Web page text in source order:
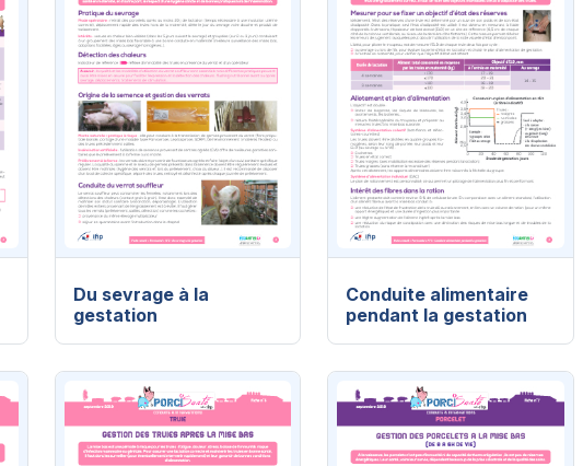
Du sevrage à la
gestation
Conduite alimentaire
pendant la gestation